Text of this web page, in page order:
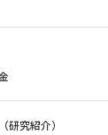
研究紹介）